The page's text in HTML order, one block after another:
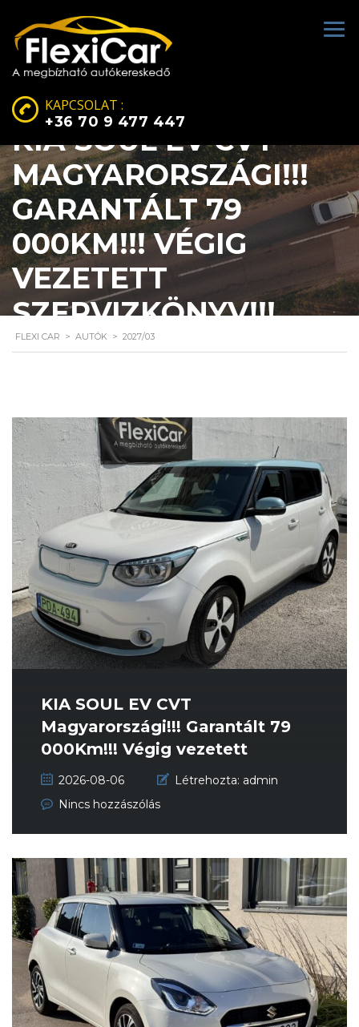
KAPCSOLAT :
+36 70 9 477 447
KIA SOUL EV CVT
MAGYARORSZÁGI!!!
GARANTÁLT 79
000KM!!! VÉGIG
VEZETETT
SZERVIZKÖNYV!!!
FLEXI CAR > AUTÓK > 2027/03
KIA SOUL EV CVT
Magyarországi!!! Garantált 79
000Km!!! Végig vezetett
szervizkönyv!!!
2026-08-06 Létrehozta: admin
Nincs hozzászólás